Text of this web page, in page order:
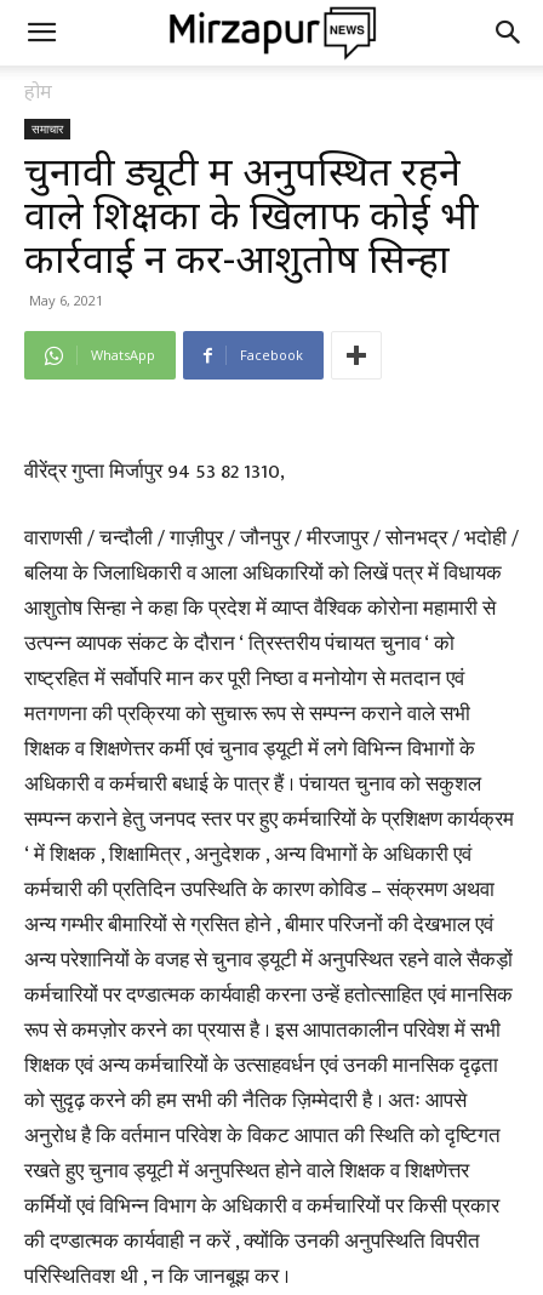
होम
समाचार
चुनावी ड्यूटी में अनुपस्थित रहने
वाले शिक्षकों के खिलाफ कोई भी
कार्रवाई न करें-आशुतोष सिन्हा
May 6, 2021
WhatsApp Facebook
वीरेंद्र गुप्ता मिर्जापुर 94 53 82 1310,
वाराणसी / चन्दौली / गाज़ीपुर / जौनपुर / मीरजापुर / सोनभद्र / भदोही /
बलिया के जिलाधिकारी व आला अधिकारियों को लिखें पत्र में विधायक
आशुतोष सिन्हा ने कहा कि प्रदेश में व्याप्त वैश्विक कोरोना महामारी से
उत्पन्न व्यापक संकट के दौरान ‘ त्रिस्तरीय पंचायत चुनाव ‘ को
राष्ट्रहित में सर्वोपरि मान कर पूरी निष्ठा व मनोयोग से मतदान एवं
मतगणना की प्रक्रिया को सुचारू रूप से सम्पन्न कराने वाले सभी
शिक्षक व शिक्षणेत्तर कर्मी एवं चुनाव ड्यूटी में लगे विभिन्न विभागों के
अधिकारी व कर्मचारी बधाई के पात्र हैं । पंचायत चुनाव को सकुशल
सम्पन्न कराने हेतु जनपद स्तर पर हुए कर्मचारियों के प्रशिक्षण कार्यक्रम
‘ में शिक्षक , शिक्षामित्र , अनुदेशक , अन्य विभागों के अधिकारी एवं
कर्मचारी की प्रतिदिन उपस्थिति के कारण कोविड – संक्रमण अथवा
अन्य गम्भीर बीमारियों से ग्रसित होने , बीमार परिजनों की देखभाल एवं
अन्य परेशानियों के वजह से चुनाव ड्यूटी में अनुपस्थित रहने वाले सैकड़ों
कर्मचारियों पर दण्डात्मक कार्यवाही करना उन्हें हतोत्साहित एवं मानसिक
रूप से कमज़ोर करने का प्रयास है । इस आपातकालीन परिवेश में सभी
शिक्षक एवं अन्य कर्मचारियों के उत्साहवर्धन एवं उनकी मानसिक दृढ़ता
को सुदृढ़ करने की हम सभी की नैतिक ज़िम्मेदारी है । अतः आपसे
अनुरोध है कि वर्तमान परिवेश के विकट आपात की स्थिति को दृष्टिगत
रखते हुए चुनाव ड्यूटी में अनुपस्थित होने वाले शिक्षक व शिक्षणेत्तर
कर्मियों एवं विभिन्न विभाग के अधिकारी व कर्मचारियों पर किसी प्रकार
की दण्डात्मक कार्यवाही न करें , क्योंकि उनकी अनुपस्थिति विपरीत
परिस्थितिवश थी , न कि जानबूझ कर ।